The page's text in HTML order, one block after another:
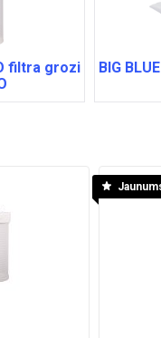
filtra grozi
BIG